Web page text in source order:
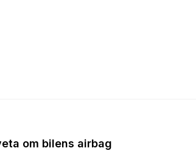
om bilens airbag